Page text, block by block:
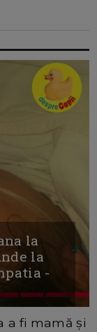
la
la
-
a fi mamă și